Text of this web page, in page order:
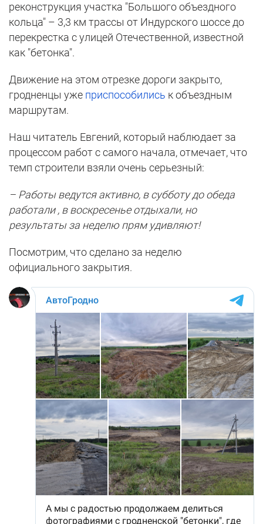
реконструкция участка "Большого объездного
кольца" – 3,3 км трассы от Индурского шоссе до
перекрестка с улицей Отечественной, известной
как "бетонка".
Движение на этом отрезке дороги закрыто,
гродненцы уже приспособились к объездным
маршрутам.
Наш читатель Евгений, который наблюдает за
процессом работ с самого начала, отмечает, что
темп строители взяли очень серьезный:
– Работы ведутся активно, в субботу до обеда
работали , в воскресенье отдыхали, но
результаты за неделю прям удивляют!
Посмотрим, что сделано за неделю
официального закрытия.